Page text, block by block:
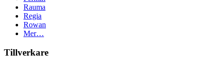
Rauma
Regia
Rowan
Mer…
Tillverkare